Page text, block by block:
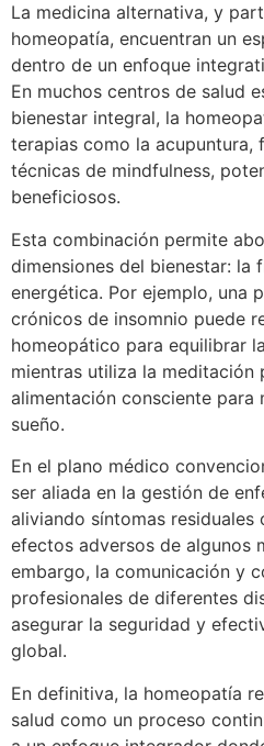
La medicina alternativa, y
homeopatía, encuentran un
dentro de un enfoque
En muchos centros de salud
bienestar integral, la
terapias como la acupuntura,
técnicas de mindfulness,
beneficiosos.
Esta combinación permite
dimensiones del bienestar: la
energética. Por ejemplo, una
crónicos de insomnio puede
homeopático para equilibrar
mientras utiliza la meditación
alimentación consciente para
sueño.
En el plano médico
ser aliada en la gestión de
aliviando síntomas residuales
efectos adversos de algunos
embargo, la comunicación y
profesionales de diferentes
asegurar la seguridad y
global.
En definitiva, la homeopatía
salud como un proceso